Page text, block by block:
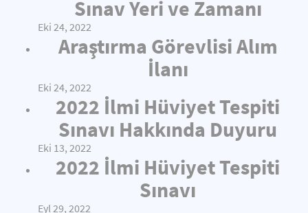
Sınav Yeri ve Zamanı
Eki 24, 2022
Araştırma Görevlisi Alım
İlanı
Eki 24, 2022
2022 İlmi Hüviyet Tespiti
Sınavı Hakkında Duyuru
Eki 13, 2022
2022 İlmi Hüviyet Tespiti
Sınavı
Eyl 29, 2022